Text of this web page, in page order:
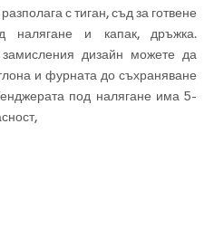
с тиган, съд за готвене
налягане и капак, дръжка.
дизайн можете да
и фурната до съхраняване
под налягане има 5-